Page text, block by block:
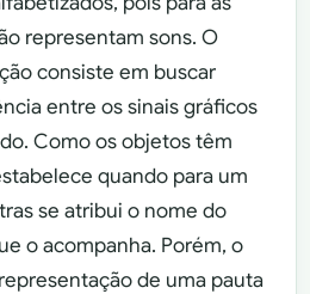
representam sons. O
consiste em buscar
entre os sinais gráficos
Como os objetos têm
quando para um
se atribui o nome do
o acompanha. Porém, o
de uma pauta